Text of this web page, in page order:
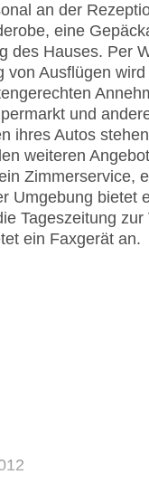
an der
eine
des Hauses. Per
Ausflügen
und
ihres Autos
weiteren
Zimmerservice,
Umgebung bietet
Tageszeitung
ein Faxgerät an.